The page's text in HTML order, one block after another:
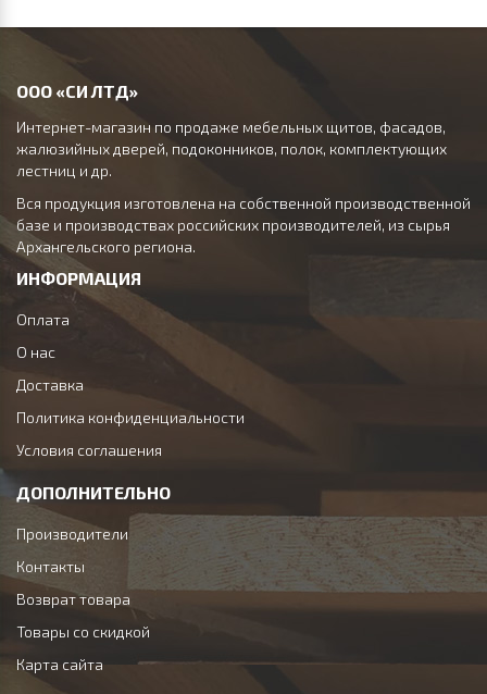
ООО «СИ ЛТД»
Интернет-магазин по продаже мебельных щитов, фасадов,
жалюзийных дверей, подоконников, полок, комплектующих
лестниц и др.
Вся продукция изготовлена на собственной производственной
базе и производствах российских производителей, из сырья
Архангельского региона.
ИНФОРМАЦИЯ
Оплата
О нас
Доставка
Политика конфиденциальности
Условия соглашения
ДОПОЛНИТЕЛЬНО
Производители
Контакты
Возврат товара
Товары со скидкой
Карта сайта